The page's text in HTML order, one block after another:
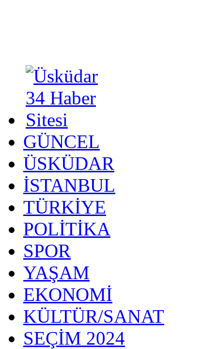
GÜNCEL
ÜSKÜDAR
İSTANBUL
TÜRKİYE
POLİTİKA
SPOR
YAŞAM
EKONOMİ
KÜLTÜR/SANAT
SEÇİM 2024